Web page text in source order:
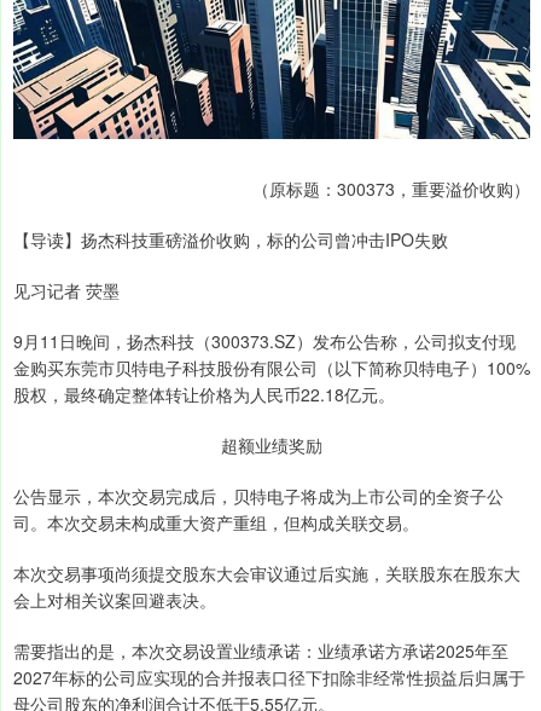
（原标题：300373，重要溢价收购）
【导读】扬杰科技重磅溢价收购，标的公司曾冲击IPO失败
见习记者 荧墨
9月11日晚间，扬杰科技（300373.SZ）发布公告称，公司拟支付现
金购买东莞市贝特电子科技股份有限公司（以下简称贝特电子）100%
股权，最终确定整体转让价格为人民币22.18亿元。
超额业绩奖励
公告显示，本次交易完成后，贝特电子将成为上市公司的全资子公
司。本次交易未构成重大资产重组，但构成关联交易。
本次交易事项尚须提交股东大会审议通过后实施，关联股东在股东大
会上对相关议案回避表决。
需要指出的是，本次交易设置业绩承诺：业绩承诺方承诺2025年至
2027年标的公司应实现的合并报表口径下扣除非经常性损益后归属于
母公司股东的净利润合计不低于5.55亿元。